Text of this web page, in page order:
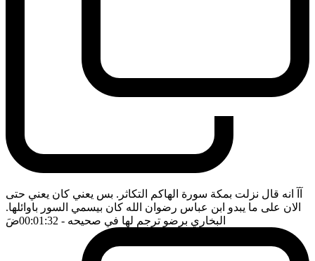
آآ انه قال نزلت بمكة سورة الهاكم التكاثر. بس يعني كان يعني حتى
الان على ما يبدو ابن عباس رضوان الله كان بيسمي السور باوائلها.
البخاري برضو ترجم لها في صحيحه - 00:01:32 ضَ